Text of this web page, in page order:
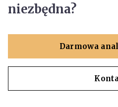
niezbędna?
Darmowa